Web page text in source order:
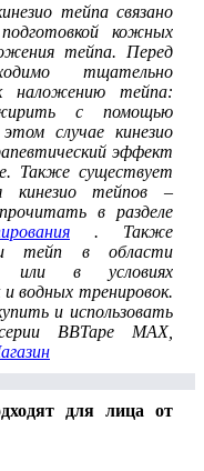
тейпа связано
кожных
тейпа. Перед
тщательно
наложению тейпа:
с помощью
случае кинезио
эффект
Также существует
кинезио тейпов –
в разделе
. Также
тейп в области
или в условиях
и водных тренировок.
и использовать
BBTape MAX,
для лица от